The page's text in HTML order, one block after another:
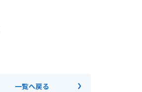
一覧へ戻る